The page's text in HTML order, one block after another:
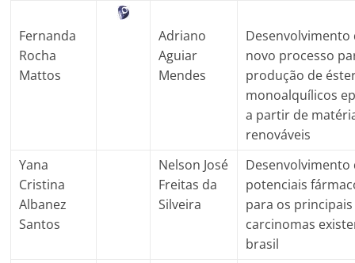
Fernanda
Rocha
Mattos
Adriano
Aguiar
Mendes
Desenvolvimento
novo processo
produção de
monoalquílicos
a partir de
renováveis
Yana
Cristina
Albanez
Santos
Nelson José
Freitas da
Silveira
Desenvolvimento
potenciais
para os principais
carcinomas
brasil